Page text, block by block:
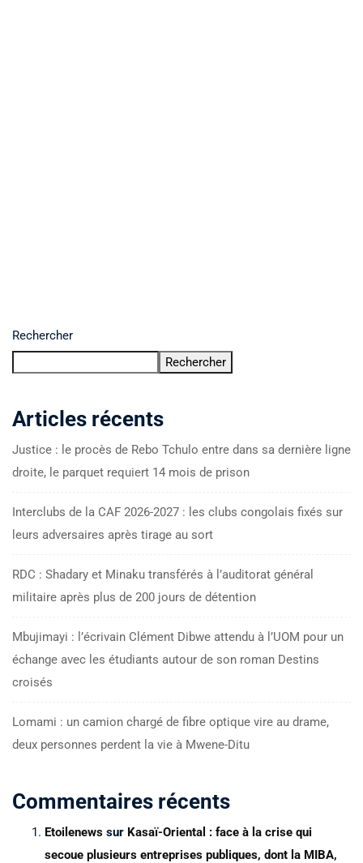
Rechercher
Rechercher
Articles récents
Justice : le procès de Rebo Tchulo entre dans sa dernière ligne
droite, le parquet requiert 14 mois de prison
Interclubs de la CAF 2026-2027 : les clubs congolais fixés sur
leurs adversaires après tirage au sort
RDC : Shadary et Minaku transférés à l’auditorat général
militaire après plus de 200 jours de détention
Mbujimayi : l’écrivain Clément Dibwe attendu à l’UOM pour un
échange avec les étudiants autour de son roman Destins
croisés
Lomami : un camion chargé de fibre optique vire au drame,
deux personnes perdent la vie à Mwene-Ditu
Commentaires récents
Etoilenews sur Kasaï-Oriental : face à la crise qui
secoue plusieurs entreprises publiques, dont la MIBA,